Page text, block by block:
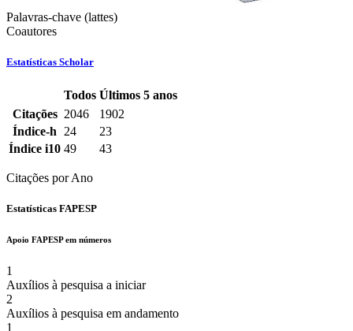
Palavras-chave (lattes)
Coautores
Estatísticas Scholar
Estatísticas
Scholar
do
docente
Todos Últimos 5 anos
Citações 2046
1902
Índice-h
24
23
Índice i10 49 43
Citações por Ano
Estatísticas FAPESP
Apoio FAPESP em números
1
Auxílios à pesquisa a iniciar
2
Auxílios à pesquisa em andamento
1